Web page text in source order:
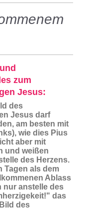
zum
Jesus:
des
Jesus darf
am besten mit
wie dies Pius
aber mit
und weißen
des Herzens.
Tagen als dem
Ablass
nur anstelle des
das
des